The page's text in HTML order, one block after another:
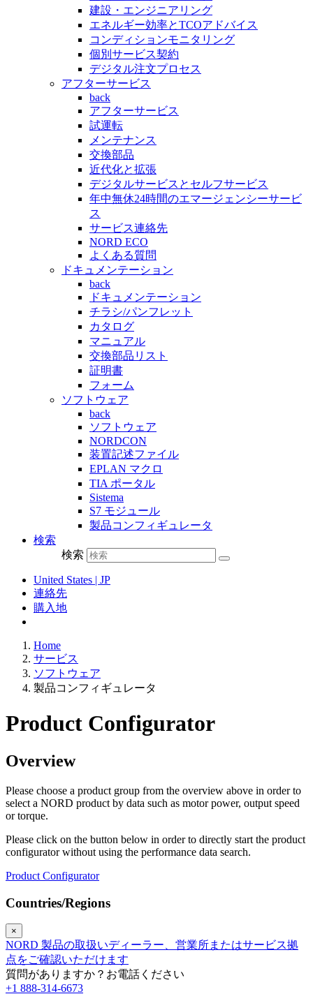
建設・エンジニアリング
エネルギー効率とTCOアドバイス
コンディションモニタリング
個別サービス契約
デジタル注文プロセス
アフターサービス
back
アフターサービス
試運転
メンテナンス
交換部品
近代化と拡張
デジタルサービスとセルフサービス
年中無休24時間のエマージェンシーサービ
ス
サービス連絡先
NORD ECO
よくある質問
ドキュメンテーション
back
ドキュメンテーション
チラシ/パンフレット
カタログ
マニュアル
交換部品リスト
証明書
フォーム
ソフトウェア
back
ソフトウェア
NORDCON
装置記述ファイル
EPLAN マクロ
TIA ポータル
Sistema
S7 モジュール
製品コンフィギュレータ
検索
検索
United States | JP
連絡先
購入地
Home
サービス
ソフトウェア
製品コンフィギュレータ
Product Configurator
Overview
Please choose a product group from the overview above in order to
select a NORD product by data such as motor power, output speed
or torque.
Please click on the button below in order to directly start the product
configurator without using the performance data search.
Product Configurator
Countries/Regions
×
NORD 製品の取扱いディーラー、営業所またはサービス拠
点をご確認いただけます
質問がありますか？お電話ください
+1 888-314-6673